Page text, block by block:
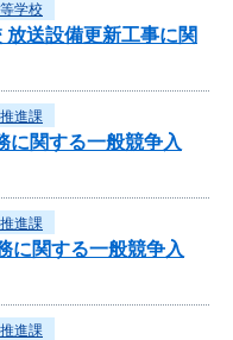
学校
放送設備更新工事に関
進課
関する一般競争入
進課
関する一般競争入
進課